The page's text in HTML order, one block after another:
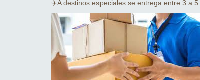
✈️A destinos especiales se entrega entre 3 a 5